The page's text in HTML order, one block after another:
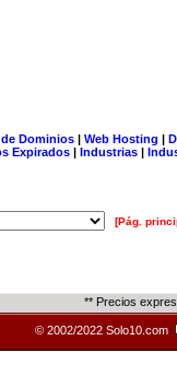
Dominios| Web Hosting |
Expirados | Industrias |
[Pág.
** Precios
© 2002/2022 Solo10.com